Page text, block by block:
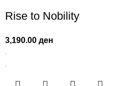
Rise to Nobility
3,190.00ден